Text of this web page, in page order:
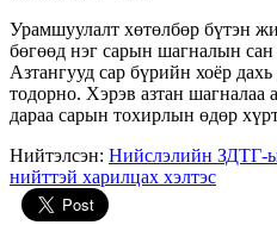
Урамшуулалт хөтөлбөр бүтэн
бөгөөд нэг сарын шагналын сан
Азтангууд сар бүрийн хоёр
тодорно. Хэрэв азтан шагналаа
дараа сарын тохирлын өдөр
Нийтэлсэн: Нийслэлийн ЗДТГ-
нийттэй харилцах хэлтэс